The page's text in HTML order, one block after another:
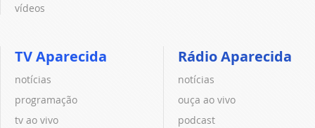
vídeos
TV Aparecida
notícias
programação
tv ao vivo
Rádio Aparecida
notícias
ouça ao vivo
podcast